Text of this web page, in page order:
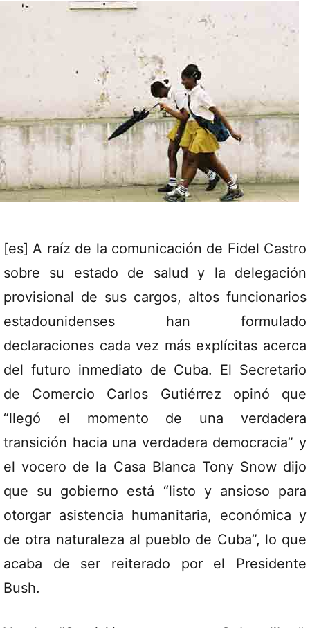
[es] A raíz de la comunicación de Fidel Castro
sobre su estado de salud y la delegación
provisional de sus cargos, altos funcionarios
estadounidenses han formulado
declaraciones cada vez más explícitas acerca
del futuro inmediato de Cuba. El Secretario
de Comercio Carlos Gutiérrez opinó que
“llegó el momento de una verdadera
transición hacia una verdadera democracia” y
el vocero de la Casa Blanca Tony Snow dijo
que su gobierno está “listo y ansioso para
otorgar asistencia humanitaria, económica y
de otra naturaleza al pueblo de Cuba”, lo que
acaba de ser reiterado por el Presidente
Bush.